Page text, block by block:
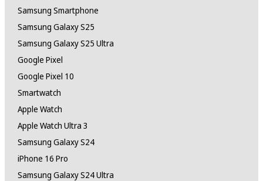
Samsung Smartphone
Samsung Galaxy S25
Samsung Galaxy S25 Ultra
Google Pixel
Google Pixel 10
Smartwatch
Apple Watch
Apple Watch Ultra 3
Samsung Galaxy S24
iPhone 16 Pro
Samsung Galaxy S24 Ultra